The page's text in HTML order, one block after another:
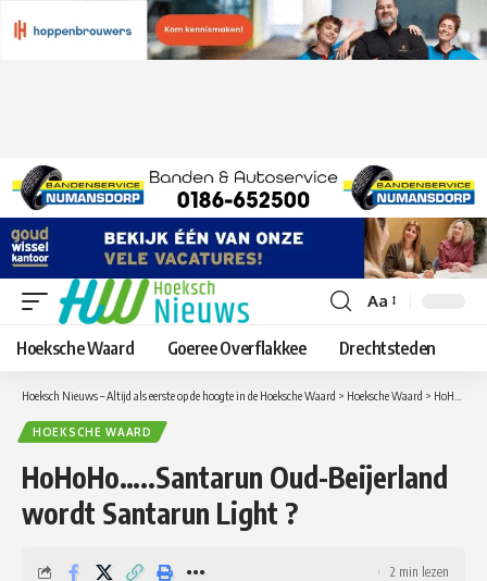
Lettergrootte
aanpassen
Aa
Hoeksche Waard Goeree Overflakkee Drechtsteden
Hoeksch Nieuws – Altijd als eerste op de hoogte in de Hoeksche Waard > Hoeksche Waard > HoHoHo…..Santarun Oud-Beijerland wordt Santarun Light ?
HOEKSCHE WAARD
HoHoHo…..Santarun Oud-Beijerland
wordt Santarun Light ?
2 min lezen